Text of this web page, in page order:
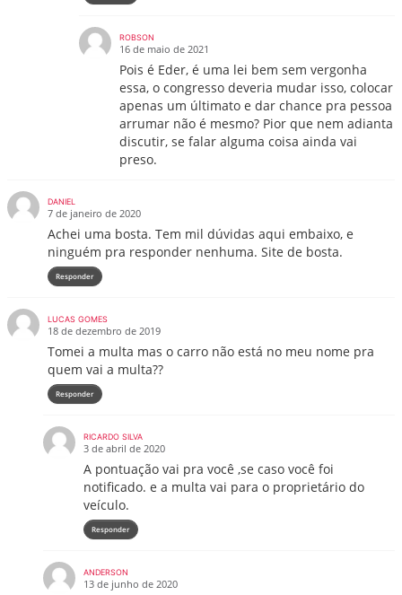
ROBSON
16 de maio de 2021
Pois é Eder, é uma lei bem sem vergonha
essa, o congresso deveria mudar isso, colocar
apenas um últimato e dar chance pra pessoa
arrumar não é mesmo? Pior que nem adianta
discutir, se falar alguma coisa ainda vai
preso.
DANIEL
7 de janeiro de 2020
Achei uma bosta. Tem mil dúvidas aqui embaixo, e
ninguém pra responder nenhuma. Site de bosta.
Responder
LUCAS GOMES
18 de dezembro de 2019
Tomei a multa mas o carro não está no meu nome pra
quem vai a multa??
Responder
RICARDO SILVA
3 de abril de 2020
A pontuação vai pra você ,se caso você foi
notificado. e a multa vai para o proprietário do
veículo.
Responder
ANDERSON
13 de junho de 2020